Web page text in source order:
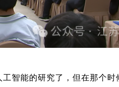
智能的研究了，但在那个